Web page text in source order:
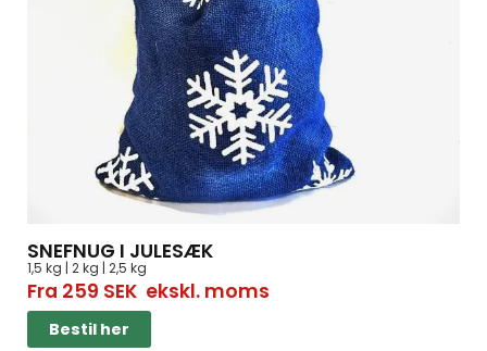
SNEFNUG I JULESÆK
1,5 kg | 2 kg | 2,5 kg
Fra 259 SEKekskl. moms
Bestil her